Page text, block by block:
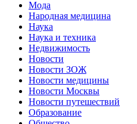
Мода
Народная медицина
Наука
Наука и техника
Недвижимость
Новости
Новости ЗОЖ
Новости медицины
Новости Москвы
Новости путешествий
Образование